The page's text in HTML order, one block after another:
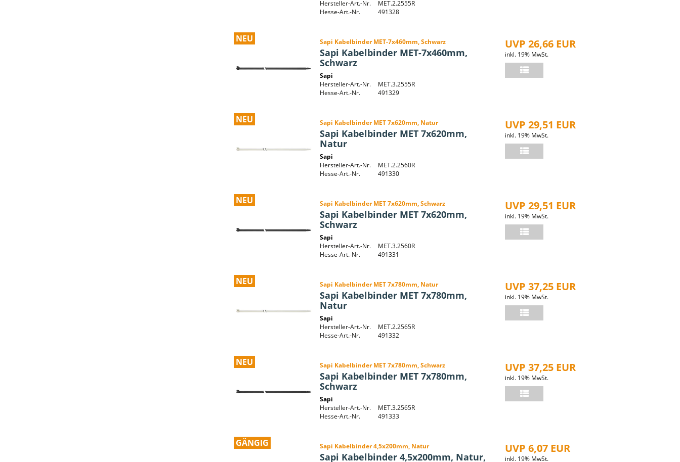
Hersteller-Art.-Nr.
MET.2.2555R
Hesse-Art.-Nr.
491328
NEU Sapi Kabelbinder MET-7x460mm, Schwarz
Sapi Kabelbinder MET-7x460mm,
Schwarz
Sapi
Hersteller-Art.-Nr.
MET.3.2555R
Hesse-Art.-Nr.
491329
UVP 26,66 EUR
inkl. 19% MwSt.
NEU Sapi Kabelbinder MET 7x620mm, Natur
Sapi Kabelbinder MET 7x620mm,
Natur
Sapi
Hersteller-Art.-Nr.
MET.2.2560R
Hesse-Art.-Nr.
491330
UVP 29,51 EUR
inkl. 19% MwSt.
NEU Sapi Kabelbinder MET 7x620mm, Schwarz
Sapi Kabelbinder MET 7x620mm,
Schwarz
Sapi
Hersteller-Art.-Nr.
MET.3.2560R
Hesse-Art.-Nr.
491331
UVP 29,51 EUR
inkl. 19% MwSt.
NEU Sapi Kabelbinder MET 7x780mm, Natur
Sapi Kabelbinder MET 7x780mm,
Natur
Sapi
Hersteller-Art.-Nr.
MET.2.2565R
Hesse-Art.-Nr.
491332
UVP 37,25 EUR
inkl. 19% MwSt.
NEU Sapi Kabelbinder MET 7x780mm, Schwarz
Sapi Kabelbinder MET 7x780mm,
Schwarz
Sapi
Hersteller-Art.-Nr.
MET.3.2565R
Hesse-Art.-Nr.
491333
UVP 37,25 EUR
inkl. 19% MwSt.
GÄNGIG Sapi Kabelbinder 4,5x200mm, Natur
Sapi Kabelbinder 4,5x200mm, Natur,
UVP 6,07 EUR
inkl. 19% MwSt.